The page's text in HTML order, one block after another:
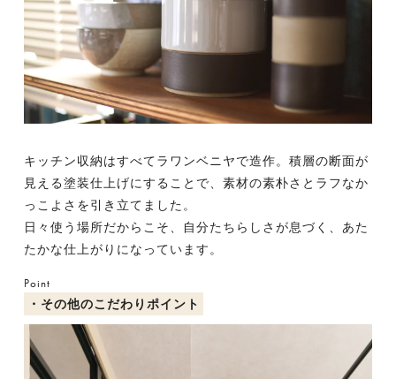
キッチン収納はすべてラワンベニヤで造作。積層の断面が
見える塗装仕上げにすることで、素材の素朴さとラフなか
っこよさを引き立てました。
日々使う場所だからこそ、自分たちらしさが息づく、あた
たかな仕上がりになっています。
Point
・その他のこだわりポイント